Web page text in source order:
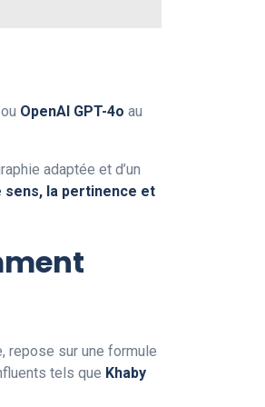
ou OpenAI GPT-4o au
adaptée et d’un
la pertinence et
repose sur une formule
tels que Khaby